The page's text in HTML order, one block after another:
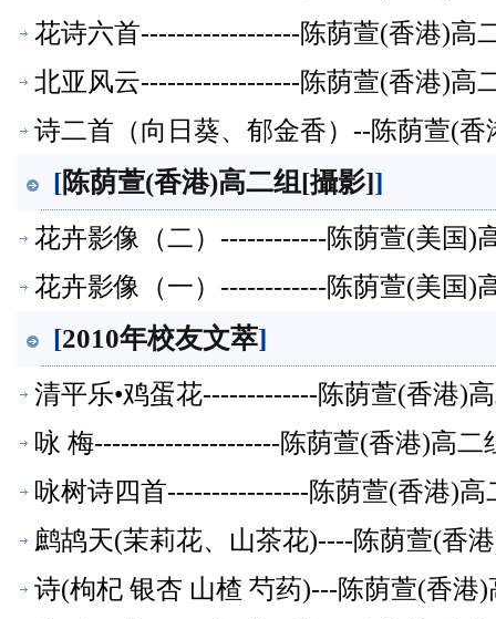
花诗六首------------------陈荫萱(香港)高
北亚风云------------------陈荫萱(香港)高
诗二首（向日葵、郁金香）--陈荫萱(
[陈荫萱(香港)高二组[攝影]]
花卉影像（二）------------陈荫萱(美国)
花卉影像（一）------------陈荫萱(美国)
[2010年校友文萃]
清平乐•鸡蛋花-------------陈荫萱(香港)
咏 梅---------------------陈荫萱(香港)高二
咏树诗四首----------------陈荫萱(香港)高
鹧鸪天(茉莉花、山茶花)----陈荫萱(香
诗(枸杞 银杏 山楂 芍药)---陈荫萱(香港